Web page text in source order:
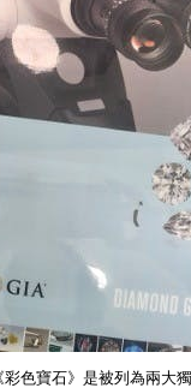
色寶石》是被列為兩大